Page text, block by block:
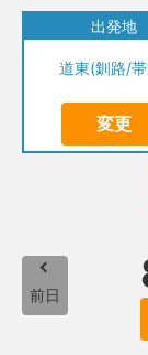
出発地
道東(釧路/
変更
前日